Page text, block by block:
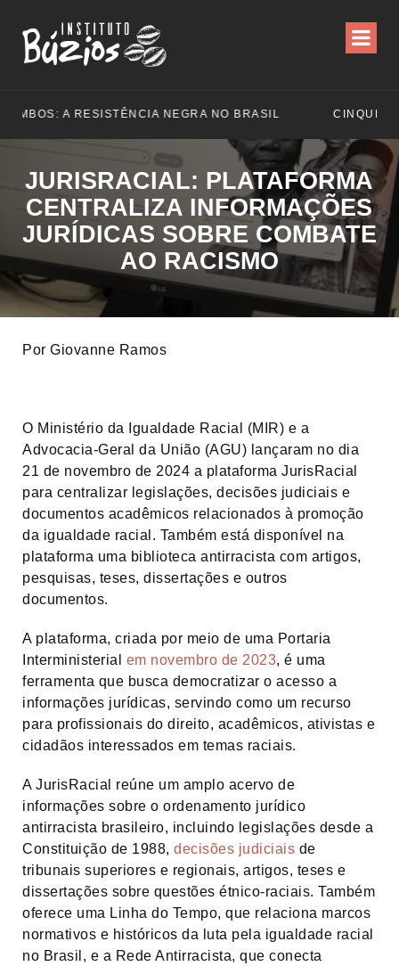
JURISRACIAL: PLATAFORMA
CENTRALIZA INFORMAÇÕES
JURÍDICAS SOBRE COMBATE
AO RACISMO
Por Giovanne Ramos
O Ministério da Igualdade Racial (MIR) e a
Advocacia-Geral da União (AGU) lançaram no dia
21 de novembro de 2024 a plataforma JurisRacial
para centralizar legislações, decisões judiciais e
documentos acadêmicos relacionados à promoção
da igualdade racial. Também está disponível na
plataforma uma biblioteca antirracista com artigos,
pesquisas, teses, dissertações e outros
documentos.
A plataforma, criada por meio de uma Portaria
Interministerial em novembro de 2023, é uma
ferramenta que busca democratizar o acesso a
informações jurídicas, servindo como um recurso
para profissionais do direito, acadêmicos, ativistas e
cidadãos interessados em temas raciais.
A JurisRacial reúne um amplo acervo de
informações sobre o ordenamento jurídico
antirracista brasileiro, incluindo legislações desde a
Constituição de 1988, decisões judiciais de
tribunais superiores e regionais, artigos, teses e
dissertações sobre questões étnico-raciais. Também
oferece uma Linha do Tempo, que relaciona marcos
normativos e históricos da luta pela igualdade racial
no Brasil, e a Rede Antirracista, que conecta